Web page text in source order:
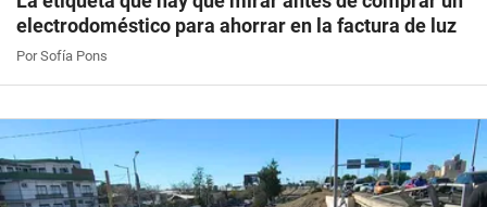
electrodoméstico para ahorrar en la factura de luz
Por Sofía Pons